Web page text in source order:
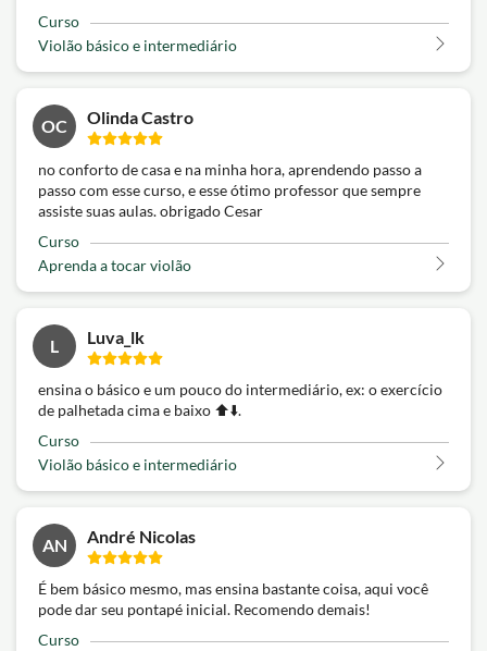
Curso
Violão básico e intermediário
OC Olinda Castro
no conforto de casa e na minha hora, aprendendo passo a
passo com esse curso, e esse ótimo professor que sempre
assiste suas aulas. obrigado Cesar
Curso
Aprenda a tocar violão
L Luva_lk
ensina o básico e um pouco do intermediário, ex: o exercício
de palhetada cima e baixo ⬆️⬇️.
Curso
Violão básico e intermediário
AN André Nicolas
É bem básico mesmo, mas ensina bastante coisa, aqui você
pode dar seu pontapé inicial. Recomendo demais!
Curso